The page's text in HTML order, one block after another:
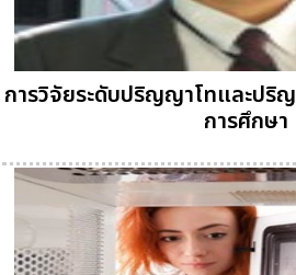
การวิจัยระดับปริญญาโทและปริ
การศึกษา